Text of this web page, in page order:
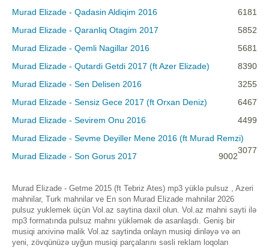
Murad Elizade - Qadasin Aldiqim 2016
6181
Murad Elizade - Qaranliq Otagim 2017
5852
Murad Elizade - Qemli Nagillar 2016
5681
Murad Elizade - Qutardi Getdi 2017 (ft Azer Elizade)
8390
Murad Elizade - Sen Delisen 2016
3255
Murad Elizade - Sensiz Gece 2017 (ft Orxan Deniz)
6467
Murad Elizade - Sevirem Onu 2016
4499
Murad Elizade - Sevme Deyiller Mene 2016 (ft Murad Remzi)
3077
Murad Elizade - Son Gorus 2017 9002
Murad Elizade - Getme 2015 (ft Tebriz Ates) mp3 yüklə pulsuz , Azeri
mahnilar, Turk mahnilar ve En son Murad Elizade mahnilar 2026
pulsuz yuklemek üçün Vol.az saytina daxil olun. Vol.az mahni sayti ilə
mp3 formatında pulsuz mahnı yükləmək də asanlaşdı. Geniş bir
musiqi arxivinə malik Vol.az saytinda onlayn musiqi dinləyə və ən
yeni, zövqünüzə uyğun musiqi parçalarını səsli reklam loqoları